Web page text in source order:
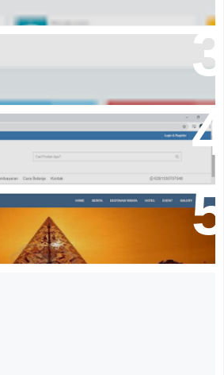
dengan codeigniter
Portal Berita PHP